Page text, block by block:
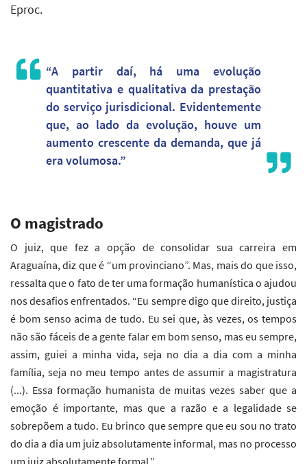
Eproc.
“A partir daí, há uma evolução
quantitativa e qualitativa da prestação
do serviço jurisdicional. Evidentemente
que, ao lado da evolução, houve um
aumento crescente da demanda, que já
era volumosa.”
O magistrado
O juiz, que fez a opção de consolidar sua carreira em
Araguaína, diz que é “um provinciano”. Mas, mais do que isso,
ressalta que o fato de ter uma formação humanística o ajudou
nos desafios enfrentados. “Eu sempre digo que direito, justiça
é bom senso acima de tudo. Eu sei que, às vezes, os tempos
não são fáceis de a gente falar em bom senso, mas eu sempre,
assim, guiei a minha vida, seja no dia a dia com a minha
família, seja no meu tempo antes de assumir a magistratura
(...). Essa formação humanista de muitas vezes saber que a
emoção é importante, mas que a razão e a legalidade se
sobrepõem a tudo. Eu brinco que sempre que eu sou no trato
do dia a dia um juiz absolutamente informal, mas no processo
um juiz absolutamente formal.”